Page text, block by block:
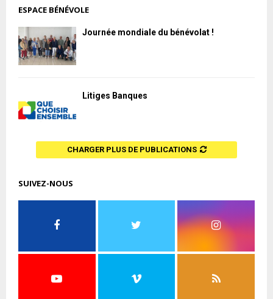
ESPACE BÉNÉVOLE
Journée mondiale du bénévolat !
Litiges Banques
CHARGER PLUS DE PUBLICATIONS
SUIVEZ-NOUS